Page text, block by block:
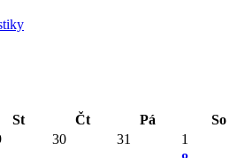
St Čt Pá
So
30 31 1